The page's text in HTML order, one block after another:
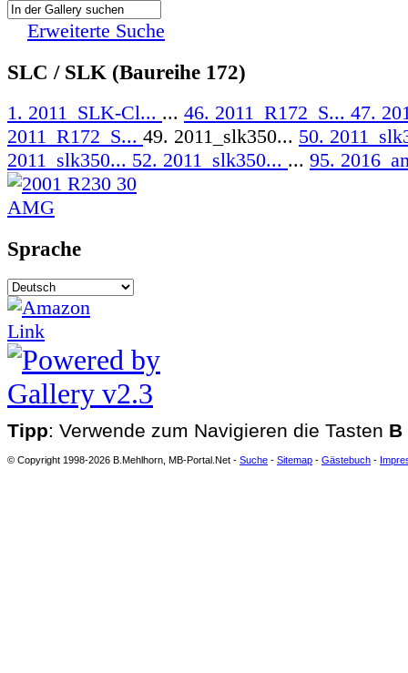
Erweiterte Suche
SLC / SLK (Baureihe 172)
1. 2011_SLK-Cl... ... 46. 2011_R172_S... 47.
2011_R172_S... 49. 2011_slk350... 50.
2011_slk350... 52. 2011_slk350... ... 95.
Sprache
Tipp: Verwende zum Navigieren die Tasten B
© Copyright 1998-2026 B.Mehlhorn, MB-Portal.Net - Suche - Sitemap - Gästebuch -